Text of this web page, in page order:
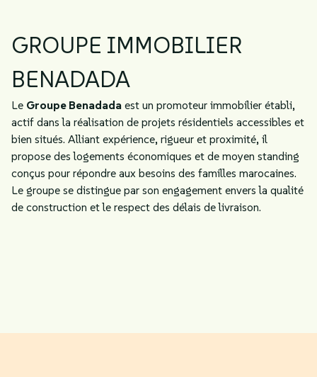
GROUPE IMMOBILIER
BENADADA
Le Groupe Benadada est un promoteur immobilier établi,
actif dans la réalisation de projets résidentiels accessibles et
bien situés. Alliant expérience, rigueur et proximité, il
propose des logements économiques et de moyen standing
conçus pour répondre aux besoins des familles marocaines.
Le groupe se distingue par son engagement envers la qualité
de construction et le respect des délais de livraison.